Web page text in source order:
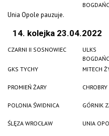
Unia Opole pauzuje.
14. kolejka 23.04.2022
CZARNI II SOSNOWIEC
ULKS
GKS TYCHY MITECH
PROMIEŃ ŻARY
POLONIA ŚWIDNICA GÓRNIK
ŚLĘZA WROCŁAW UNIA